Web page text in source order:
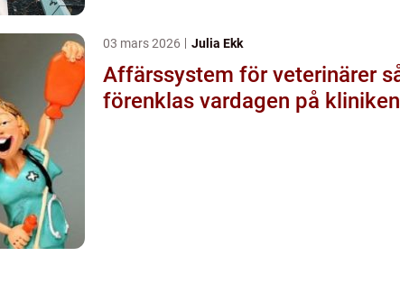
03 mars 2026 Julia Ekk
Affärssystem för veterinärer så
förenklas vardagen på kliniken